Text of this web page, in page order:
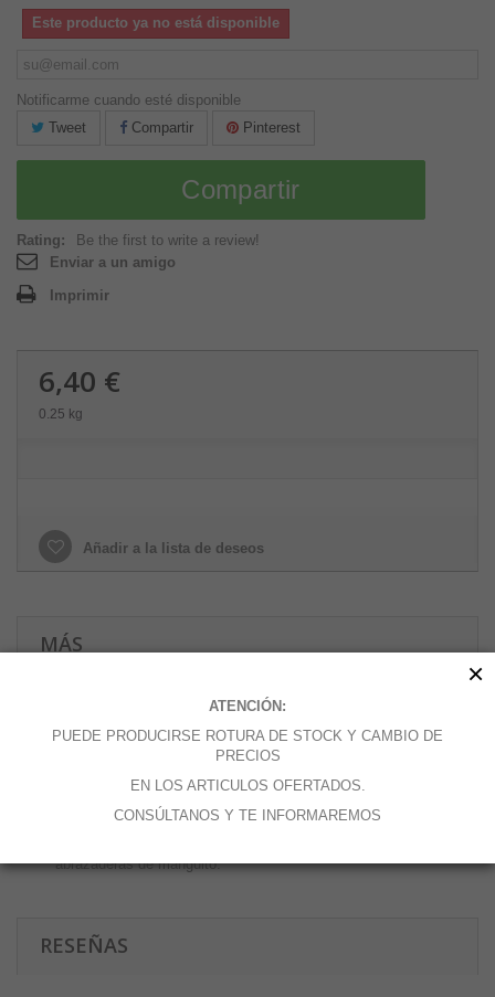
Este producto ya no está disponible
Notificarme cuando esté disponible
Tweet
Compartir Pinterest
Compartir
Rating:
Be the first to write a review!
Enviar a un amigo
Imprimir
6,40 €
0.25 kg
Añadir a la lista de deseos
MÁS
Disponible en diferentes medidas para manguitos de 4,8 mm,
Estos filtros de combustible tienen una carcasa de vidrio con
y elemento filtrante de nilón de repuesto.
Filtros de combustible metálicos de alto rendimiento con
abrazaderas de manguito.
RESEÑAS
ATENCIÓN:
PUEDE PRODUCIRSE ROTURA DE STOCK Y CAMBIO DE
PRECIOS
EN LOS ARTICULOS OFERTADOS.
CONSÚLTANOS Y TE INFORMAREMOS
×